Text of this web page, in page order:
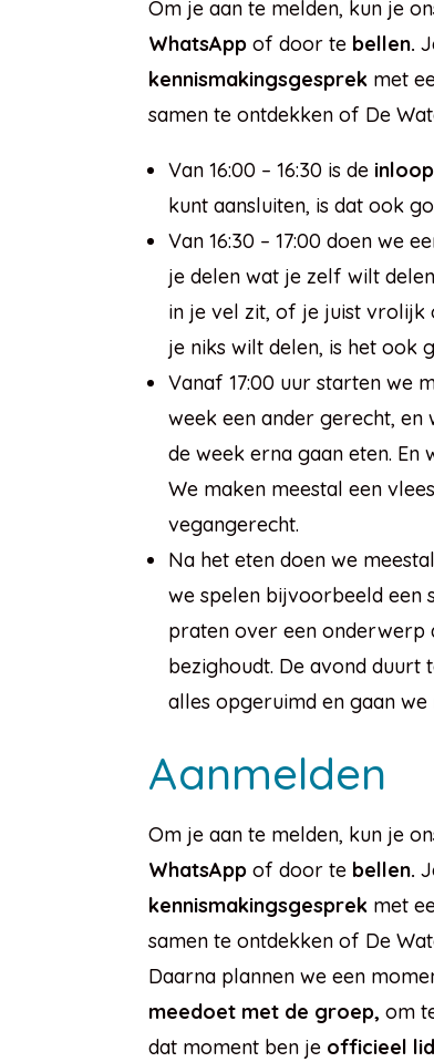
Om je aan te melden, kun je
WhatsApp of door te bellen.
kennismakingsgesprek met
samen te ontdekken of De
Van 16:00 – 16:30 is de inloop
kunt aansluiten, is dat ook
Van 16:30 – 17:00 doen we
je delen wat je zelf wilt
in je vel zit, of je juist vrolijk
je niks wilt delen, is het ook
Vanaf 17:00 uur starten we
week een ander gerecht, en
de week erna gaan eten. En
We maken meestal een
vegangerecht.
Na het eten doen we
we spelen bijvoorbeeld een
praten over een onderwerp
bezighoudt. De avond duurt
alles opgeruimd en gaan we
Aanmelden
Om je aan te melden, kun je
WhatsApp of door te bellen.
kennismakingsgesprek met
samen te ontdekken of De
Daarna plannen we een
meedoet met de groep, om
dat moment ben je officieel lid